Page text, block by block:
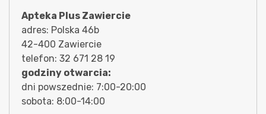
Apteka Plus Zawiercie
adres: Polska 46b
42-400 Zawiercie
telefon: 32 671 28 19
godziny otwarcia:
dni powszednie: 7:00-20:00
sobota: 8:00-14:00